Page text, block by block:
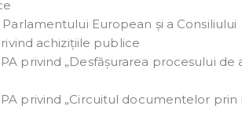
European și a Consiliului
achizițiile publice
privind „Desfășurarea procesului
privind „Circuitul documentelor prin